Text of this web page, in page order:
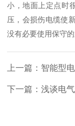
小，地面上定点时
压，会损伤电缆使
没有必要使用保守
上一篇： 智能型电缆故
下一篇： 浅谈电气设备